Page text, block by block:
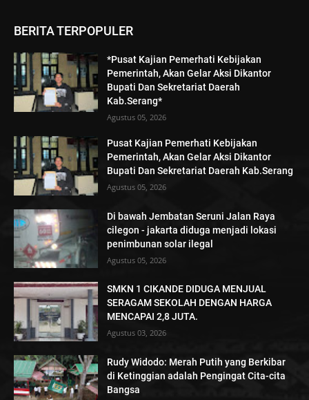
BERITA TERPOPULER
*Pusat Kajian Pemerhati Kebijakan
Pemerintah, Akan Gelar Aksi Dikantor
Bupati Dan Sekretariat Daerah
Kab.Serang*
Agustus 05, 2026
Pusat Kajian Pemerhati Kebijakan
Pemerintah, Akan Gelar Aksi Dikantor
Bupati Dan Sekretariat Daerah Kab.Serang
Agustus 05, 2026
Di bawah Jembatan Seruni Jalan Raya
cilegon - jakarta diduga menjadi lokasi
penimbunan solar ilegal
Agustus 05, 2026
SMKN 1 CIKANDE DIDUGA MENJUAL
SERAGAM SEKOLAH DENGAN HARGA
MENCAPAI 2,8 JUTA.
Agustus 03, 2026
Rudy Widodo: Merah Putih yang Berkibar
di Ketinggian adalah Pengingat Cita-cita
Bangsa